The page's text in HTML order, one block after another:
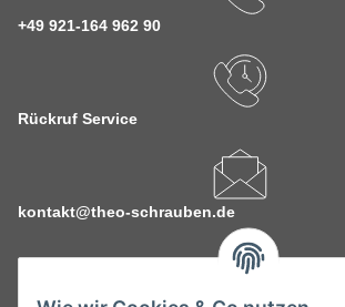
+49 921-164 962 90
Rückruf Service
kontakt@theo-schrauben.de